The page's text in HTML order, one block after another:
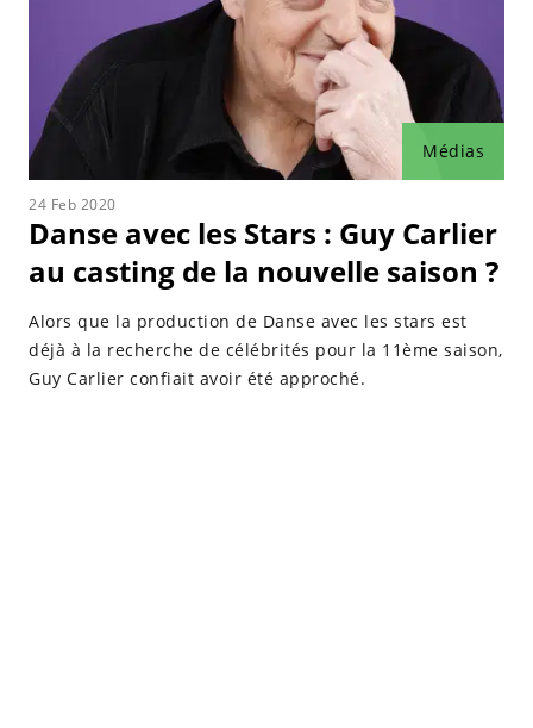
Médias
24 Feb 2020
Danse avec les Stars : Guy Carlier
au casting de la nouvelle saison ?
Alors que la production de Danse avec les stars est
déjà à la recherche de célébrités pour la 11ème saison,
Guy Carlier confiait avoir été approché.